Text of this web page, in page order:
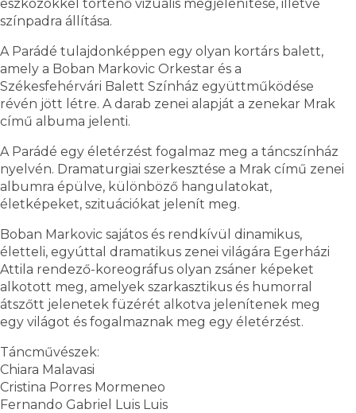
eszközökkel történő vizuális megjelenítése, illetve
színpadra állítása.
A Parádé tulajdonképpen egy olyan kortárs balett,
amely a Boban Markovic Orkestar és a
Székesfehérvári Balett Színház együttműködése
révén jött létre. A darab zenei alapját a zenekar Mrak
című albuma jelenti.
A Parádé egy életérzést fogalmaz meg a táncszínház
nyelvén. Dramaturgiai szerkesztése a Mrak című zenei
albumra épülve, különböző hangulatokat,
életképeket, szituációkat jelenít meg.
Boban Markovic sajátos és rendkívül dinamikus,
életteli, egyúttal dramatikus zenei világára Egerházi
Attila rendező-koreográfus olyan zsáner képeket
alkotott meg, amelyek szarkasztikus és humorral
átszőtt jelenetek füzérét alkotva jelenítenek meg
egy világot és fogalmaznak meg egy életérzést.
Táncművészek:
Chiara Malavasi
Cristina Porres Mormeneo
Fernando Gabriel Luis Luis